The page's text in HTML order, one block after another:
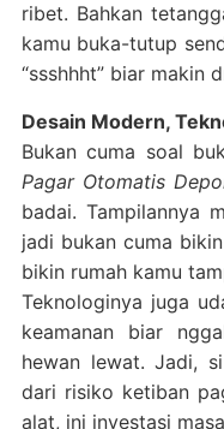
ribet. Bahkan
kamu buka-tutup
“ssshhht” biar makin
Desain Modern,
Bukan cuma soal
Pagar Otomatis
badai. Tampilannya
jadi bukan cuma
bikin rumah kamu
Teknologinya juga
keamanan biar
hewan lewat. Jadi,
dari risiko ketiban
alat, ini investasi